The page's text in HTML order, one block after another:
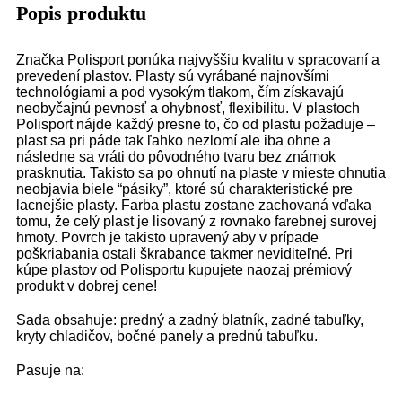
Popis produktu
Značka Polisport ponúka najvyššiu kvalitu v spracovaní a
prevedení plastov. Plasty sú vyrábané najnovšími
technológiami a pod vysokým tlakom, čím získavajú
neobyčajnú pevnosť a ohybnosť, flexibilitu. V plastoch
Polisport nájde každý presne to, čo od plastu požaduje –
plast sa pri páde tak ľahko nezlomí ale iba ohne a
následne sa vráti do pôvodného tvaru bez známok
prasknutia. Takisto sa po ohnutí na plaste v mieste ohnutia
neobjavia biele “pásiky”, ktoré sú charakteristické pre
lacnejšie plasty. Farba plastu zostane zachovaná vďaka
tomu, že celý plast je lisovaný z rovnako farebnej surovej
hmoty. Povrch je takisto upravený aby v prípade
poškriabania ostali škrabance takmer neviditeľné. Pri
kúpe plastov od Polisportu kupujete naozaj prémiový
produkt v dobrej cene!
Sada obsahuje: predný a zadný blatník, zadné tabuľky,
kryty chladičov, bočné panely a prednú tabuľku.
Pasuje na: